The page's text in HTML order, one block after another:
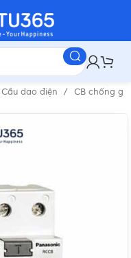
Cầu dao điện CB chống